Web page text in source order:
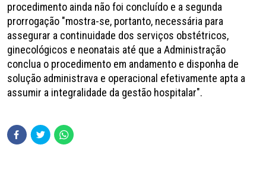
procedimento ainda não foi concluído e a segunda
prorrogação "mostra-se, portanto, necessária para
assegurar a continuidade dos serviços obstétricos,
ginecológicos e neonatais até que a Administração
conclua o procedimento em andamento e disponha de
solução administrava e operacional efetivamente apta a
assumir a integralidade da gestão hospitalar".